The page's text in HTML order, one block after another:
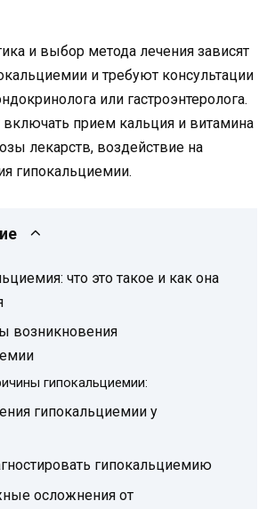
и выбор метода лечения зависят
и требуют консультации
или гастроэнтеролога.
прием кальция и витамина
лекарств, воздействие на
гипокальциемии.
что это такое и как она
возникновения
гипокальциемии:
гипокальциемии у
гипокальциемию
осложнения от